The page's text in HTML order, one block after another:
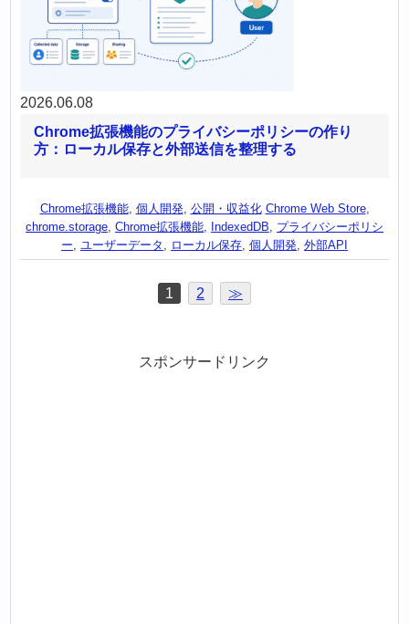
2026.06.08
Chrome拡張機能のプライバシーポリシーの作り
方：ローカル保存と外部送信を整理する
Chrome拡張機能, 個人開発, 公開・収益化 Chrome Web Store,
chrome.storage, Chrome拡張機能, IndexedDB, プライバシーポリシ
ー, ユーザーデータ , ローカル保存, 個人開発, 外部API
1 2 ≫
スポンサードリンク